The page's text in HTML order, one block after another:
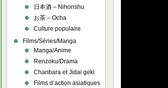
日本酒 – Nihonshu
お茶 – Ocha
Culture populaire
Films/Séries/Manga
Manga/Anime
Renzoku/Drama
Chanbara et Jidai geki
Films d’action asiatiques